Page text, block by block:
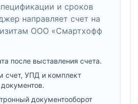
и сроков
направляет счет на
ООО «Смартхофф
после выставления счета.
счет, УПД и комплект
документооборот